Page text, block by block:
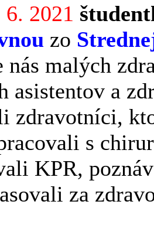
2021
zo
nás malých
asistentov a
zdravotníci,
s
KPR,
za